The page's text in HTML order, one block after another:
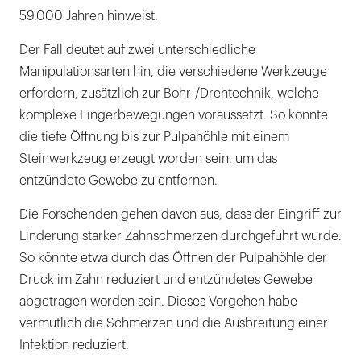
59.000 Jahren hinweist.
Der Fall deutet auf zwei unterschiedliche
Manipulationsarten hin, die verschiedene Werkzeuge
erfordern, zusätzlich zur Bohr-/Drehtechnik, welche
komplexe Fingerbewegungen voraussetzt. So könnte
die tiefe Öffnung bis zur Pulpahöhle mit einem
Steinwerkzeug erzeugt worden sein, um das
entzündete Gewebe zu entfernen.
Die Forschenden gehen davon aus, dass der Eingriff zur
Linderung starker Zahnschmerzen durchgeführt wurde.
So könnte etwa durch das Öffnen der Pulpahöhle der
Druck im Zahn reduziert und entzündetes Gewebe
abgetragen worden sein. Dieses Vorgehen habe
vermutlich die Schmerzen und die Ausbreitung einer
Infektion reduziert.